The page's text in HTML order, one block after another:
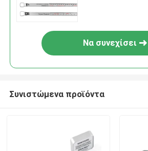
Να συνεχίσει
Συνιστώμενα προϊόντα